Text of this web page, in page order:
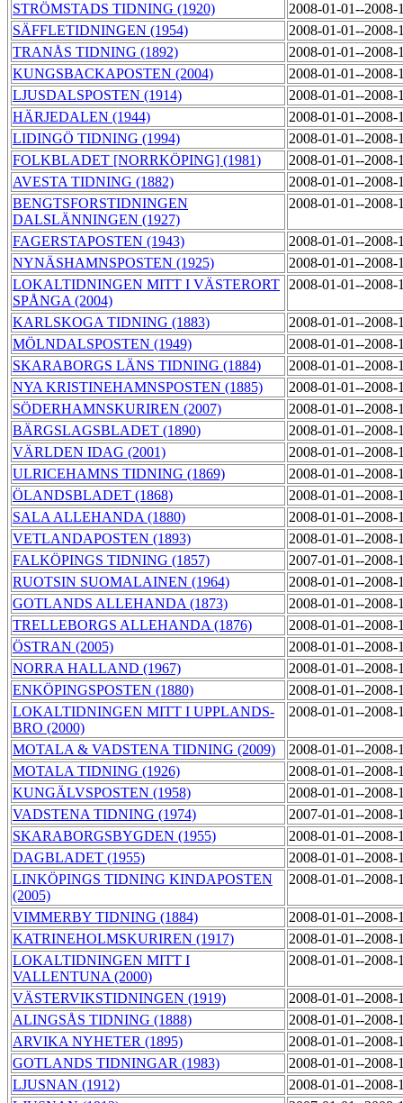
STRÖMSTADS TIDNING (1920)
2008-01-01--
SÄFFLETIDNINGEN (1954)
2008-01-01--
TRANÅS TIDNING (1892)
2008-01-01--
KUNGSBACKAPOSTEN (2004)
2008-01-01--
LJUSDALSPOSTEN (1914)
2008-01-01--
HÄRJEDALEN (1944)
2008-01-01--
LIDINGÖ TIDNING (1994)
2008-01-01--
FOLKBLADET [NORRKÖPING] (1981)
2008-01-01--
AVESTA TIDNING (1882)
2008-01-01--
BENGTSFORSTIDNINGEN
DALSLÄNNINGEN (1927)
2008-01-01--
FAGERSTAPOSTEN (1943)
2008-01-01--
NYNÄSHAMNSPOSTEN (1925)
2008-01-01--
LOKALTIDNINGEN MITT I VÄSTERORT
SPÅNGA (2004)
2008-01-01--
KARLSKOGA TIDNING (1883)
2008-01-01--
MÖLNDALSPOSTEN (1949)
2008-01-01--
SKARABORGS LÄNS TIDNING (1884)
2008-01-01--
NYA KRISTINEHAMNSPOSTEN (1885)
2008-01-01--
SÖDERHAMNSKURIREN (2007)
2008-01-01--
BÄRGSLAGSBLADET (1890)
2008-01-01--
VÄRLDEN IDAG (2001)
2008-01-01--
ULRICEHAMNS TIDNING (1869)
2008-01-01--
ÖLANDSBLADET (1868)
2008-01-01--
SALA ALLEHANDA (1880)
2008-01-01--
VETLANDAPOSTEN (1893)
2008-01-01--
FALKÖPINGS TIDNING (1857)
2007-01-01--
RUOTSIN SUOMALAINEN (1964)
2008-01-01--
GOTLANDS ALLEHANDA (1873)
2008-01-01--
TRELLEBORGS ALLEHANDA (1876)
2008-01-01--
ÖSTRAN (2005)
2008-01-01--
NORRA HALLAND (1967)
2008-01-01--
ENKÖPINGSPOSTEN (1880)
2008-01-01--
LOKALTIDNINGEN MITT I UPPLANDS-
BRO (2000)
2008-01-01--
MOTALA & VADSTENA TIDNING (2009)
2008-01-01--
MOTALA TIDNING (1926)
2008-01-01--
KUNGÄLVSPOSTEN (1958)
2008-01-01--
VADSTENA TIDNING (1974)
2007-01-01--
SKARABORGSBYGDEN (1955)
2008-01-01--
DAGBLADET (1955)
2008-01-01--
LINKÖPINGS TIDNING KINDAPOSTEN
(2005)
2008-01-01--
VIMMERBY TIDNING (1884)
2008-01-01--
KATRINEHOLMSKURIREN (1917)
2008-01-01--
LOKALTIDNINGEN MITT I
VALLENTUNA (2000)
2008-01-01--
VÄSTERVIKSTIDNINGEN (1919)
2008-01-01--
ALINGSÅS TIDNING (1888)
2008-01-01--
ARVIKA NYHETER (1895)
2008-01-01--
GOTLANDS TIDNINGAR (1983)
2008-01-01--
LJUSNAN (1912)
2008-01-01--